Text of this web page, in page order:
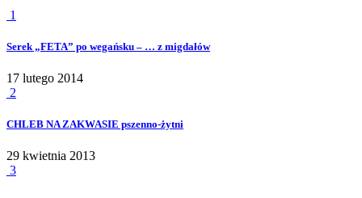
1
Serek „FETA” po wegańsku – … z migdałów
17 lutego 2014
2
CHLEB NA ZAKWASIE pszenno-żytni
29 kwietnia 2013
3